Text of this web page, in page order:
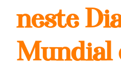
neste
Mundial